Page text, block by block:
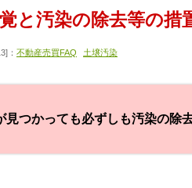
と汚染の除去等の措
： 不動産売買FAQ 土壌汚染
見つかっても必ずしも汚染の除